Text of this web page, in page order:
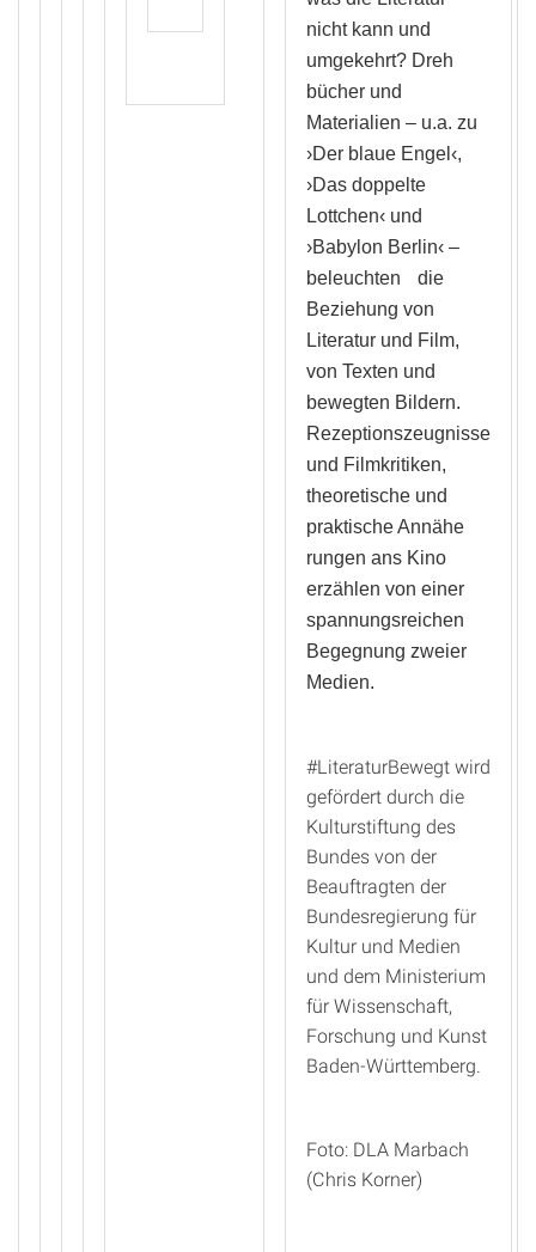
nicht kann und
umgekehrt? Dreh
bücher und
Materialien – u.a. zu
›Der blaue Engel‹,
›Das doppelte
Lottchen‹ und
›Babylon Berlin‹ –
beleuchten
die
Beziehung von
Literatur und Film,
von Texten und
bewegten Bildern.
Rezeptionszeugnisse
und Filmkritiken,
theoretische und
praktische Annähe
rungen ans Kino
erzählen von einer
spannungsreichen
Begegnung zweier
Medien.
#LiteraturBewegt wird
gefördert durch die
Kulturstiftung des
Bundes von der
Beauftragten der
Bundesregierung für
Kultur und Medien
und dem Ministerium
für Wissenschaft,
Forschung und Kunst
Baden-Württemberg.
Foto: DLA Marbach
(Chris Korner)